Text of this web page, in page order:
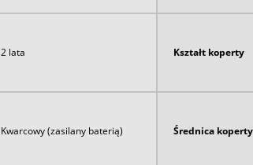
2 lata Kształt koperty
Kwarcowy (zasilany baterią) Średnica koperty